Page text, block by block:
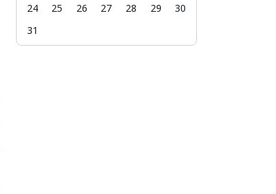
24
25 26 27 28 29
30
31